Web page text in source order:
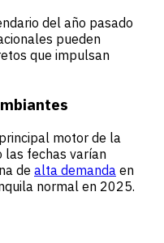
del año pasado
pueden
que impulsan
motor de la
las fechas varían
de alta demanda en
normal en 2025.